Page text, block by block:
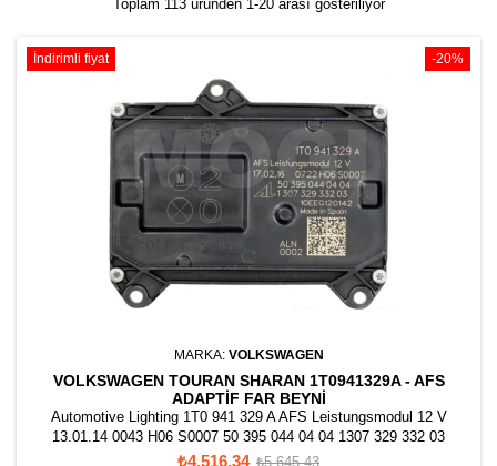
Toplam 113 üründen 1-20 arası gösteriliyor
-20%
İndirimli fiyat
MARKA: VOLKSWAGEN
VOLKSWAGEN TOURAN SHARAN 1T0941329A - AFS
ADAPTIF FAR BEYNI
Automotive Lighting 1T0 941 329 A AFS Leistungsmodul 12 V
13.01.14 0043 H06 S0007 50 395 044 04 04 1307 329 332 03
10EEG110147 Made in Spain ALN 002
Fiyat
₺4.516,34 Normal
₺5.645,43